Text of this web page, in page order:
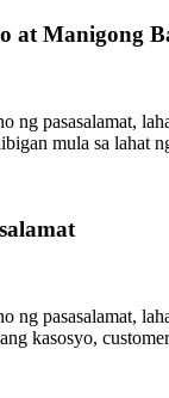
at Manigong
ng
mula sa lahat
ng
kasosyo,